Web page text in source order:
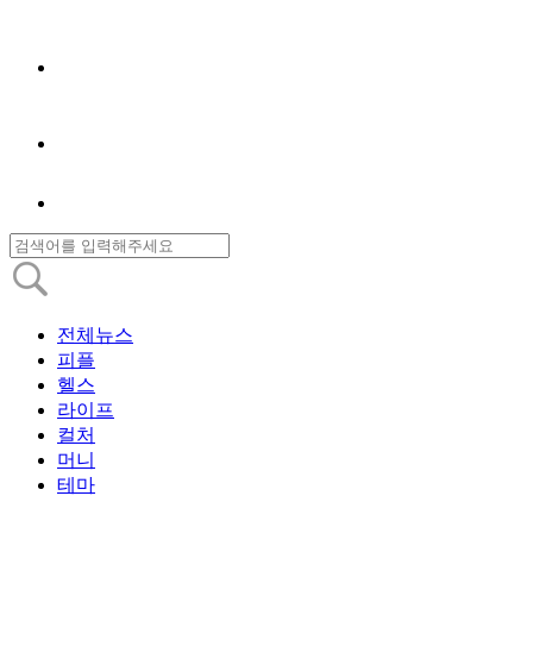
전체뉴스
피플
헬스
라이프
컬처
머니
테마